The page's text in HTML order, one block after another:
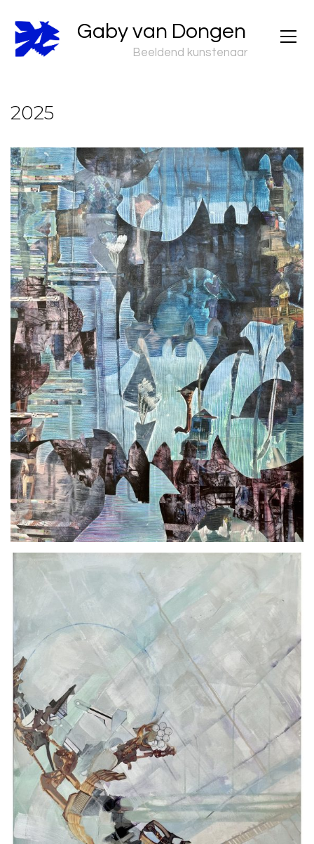
Gaby van Dongen
Beeldend kunstenaar
2025